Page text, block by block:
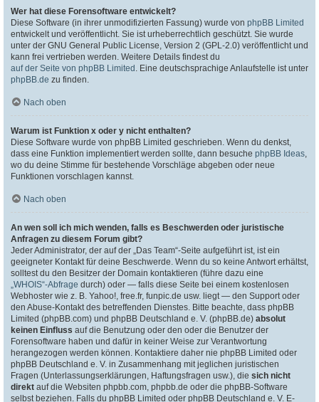
Wer hat diese Forensoftware entwickelt?
Diese Software (in ihrer unmodifizierten Fassung) wurde von phpBB Limited
entwickelt und veröffentlicht. Sie ist urheberrechtlich geschützt. Sie wurde
unter der GNU General Public License, Version 2 (GPL-2.0) veröffentlicht und
kann frei vertrieben werden. Weitere Details findest du
auf der Seite von phpBB Limited . Eine deutschsprachige Anlaufstelle ist unter
phpBB.de zu finden.
Nach oben
Warum ist Funktion x oder y nicht enthalten?
Diese Software wurde von phpBB Limited geschrieben. Wenn du denkst,
dass eine Funktion implementiert werden sollte, dann besuche phpBB Ideas,
wo du deine Stimme für bestehende Vorschläge abgeben oder neue
Funktionen vorschlagen kannst.
Nach oben
An wen soll ich mich wenden, falls es Beschwerden oder juristische
Anfragen zu diesem Forum gibt?
Jeder Administrator, der auf der „Das Team“-Seite aufgeführt ist, ist ein
geeigneter Kontakt für deine Beschwerde. Wenn du so keine Antwort erhältst,
solltest du den Besitzer der Domain kontaktieren (führe dazu eine
„WHOIS“-Abfrage durch) oder — falls diese Seite bei einem kostenlosen
Webhoster wie z. B. Yahoo!, free.fr, funpic.de usw. liegt — den Support oder
den Abuse-Kontakt des betreffenden Dienstes. Bitte beachte, dass phpBB
Limited (phpBB.com) und phpBB Deutschland e. V. (phpBB.de) absolut
keinen Einfluss auf die Benutzung oder den oder die Benutzer der
Forensoftware haben und dafür in keiner Weise zur Verantwortung
herangezogen werden können. Kontaktiere daher nie phpBB Limited oder
phpBB Deutschland e. V. in Zusammenhang mit jeglichen juristischen
Fragen (Unterlassungserklärungen, Haftungsfragen usw.), die sich nicht
direkt auf die Websiten phpbb.com, phpbb.de oder die phpBB-Software
selbst beziehen. Falls du phpBB Limited oder phpBB Deutschland e. V. E-